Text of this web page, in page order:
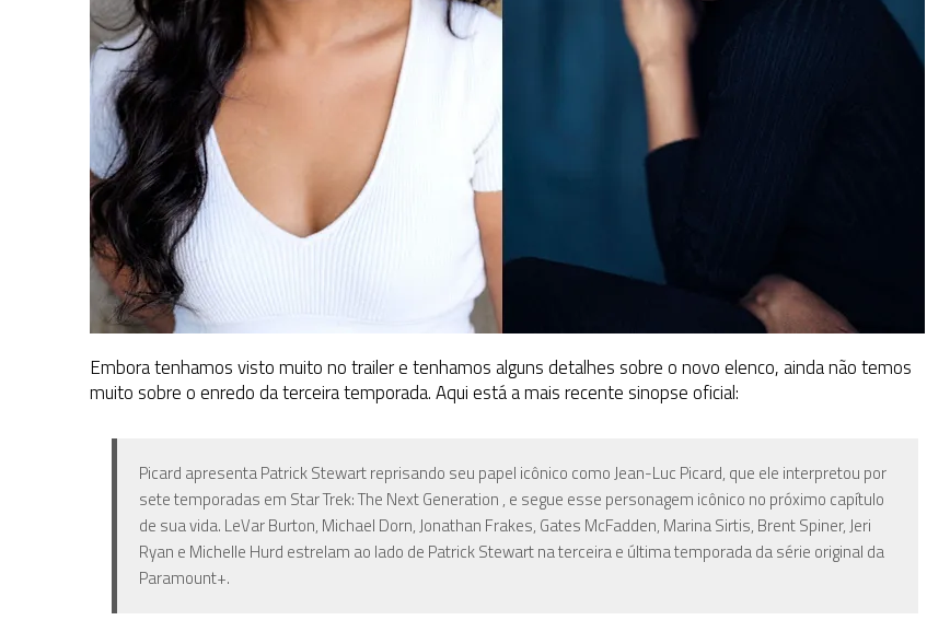
Embora tenhamos visto muito no trailer e tenhamos alguns detalhes sobre o novo elenco, ainda não temos
muito sobre o enredo da terceira temporada. Aqui está a mais recente sinopse oficial:
Picard apresenta Patrick Stewart reprisando seu papel icônico como Jean-Luc Picard, que ele interpretou por
sete temporadas em Star Trek: The Next Generation , e segue esse personagem icônico no próximo capítulo
de sua vida. LeVar Burton, Michael Dorn, Jonathan Frakes, Gates McFadden, Marina Sirtis, Brent Spiner, Jeri
Ryan e Michelle Hurd estrelam ao lado de Patrick Stewart na terceira e última temporada da série original da
Paramount+.